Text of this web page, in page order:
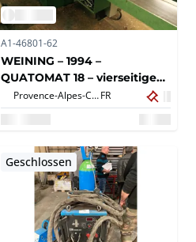
A1-46801-62
WEINING – 1994 –
QUATOMAT 18 – vierseitige
Korrodationsmaschine
Provence-Alpes-Côte d'Azur,FR
Geschlossen